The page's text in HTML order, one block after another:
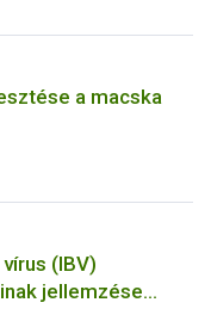
a macska
(IBV)
jellemzése